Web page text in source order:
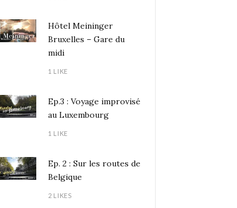
Hôtel Meininger
Bruxelles – Gare du
midi
1 LIKE
Ep.3 : Voyage improvisé
au Luxembourg
1 LIKE
Ep. 2 : Sur les routes de
Belgique
2 LIKES